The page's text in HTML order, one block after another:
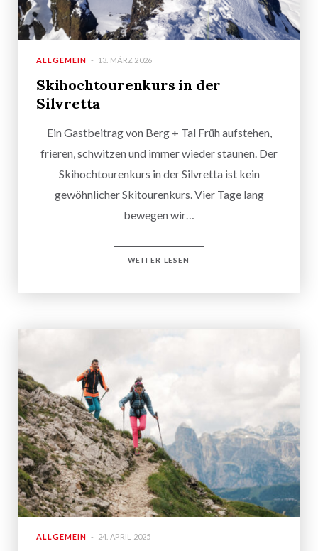
ALLGEMEIN 13. MÄRZ 2026
Skihochtourenkurs in der
Silvretta
Ein Gastbeitrag von Berg + Tal Früh aufstehen,
frieren, schwitzen und immer wieder staunen. Der
Skihochtourenkurs in der Silvretta ist kein
gewöhnlicher Skitourenkurs. Vier Tage lang
bewegen wir…
WEITER LESEN
ALLGEMEIN 24. APRIL 2025